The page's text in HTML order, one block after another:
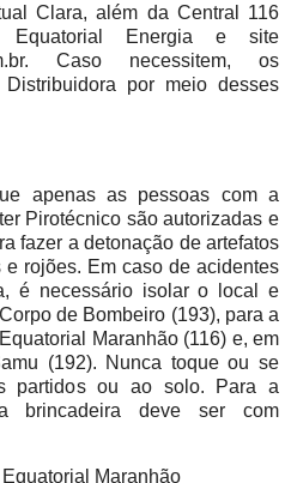
Clara, além da Central 116
Equatorial Energia e site
Caso necessitem, os
por meio desses
apenas as pessoas com a
Pirotécnico são autorizadas e
fazer a detonação de artefatos
rojões. Em caso de acidentes
é necessário isolar o local e
de Bombeiro (193), para a
Maranhão (116) e, em
(192). Nunca toque ou se
partidos ou ao solo. Para a
brincadeira deve ser com
Maranhão